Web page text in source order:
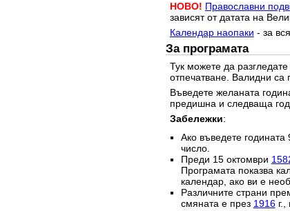
НОВО! Православни
зависят от датата на
Календар наопаки - за
За програмата
Тук можете да
отпечатване. Валидни са
Въведете желаната
предишна и следваща
Забележки:
Ако въведете
число.
Преди 15 октомври
Програмата показва
календар, ако ви е
Различните страни
смяната е през 1916г.,